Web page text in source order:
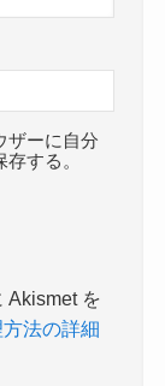
ザーに自分
する。
Akismet を
法の詳細